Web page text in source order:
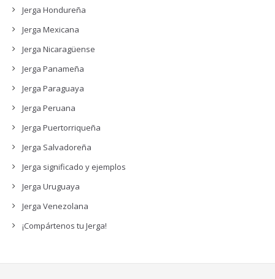
Jerga Hondureña
Jerga Mexicana
Jerga Nicaragüense
Jerga Panameña
Jerga Paraguaya
Jerga Peruana
Jerga Puertorriqueña
Jerga Salvadoreña
Jerga significado y ejemplos
Jerga Uruguaya
Jerga Venezolana
¡Compártenos tu Jerga!